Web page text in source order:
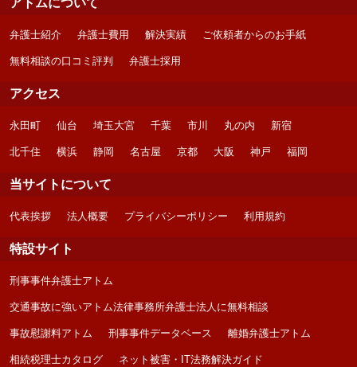
アトムについて
弁護士紹介 弁護士費用 解決実績 ご依頼者からのお手紙
無料相談の口コミ評判 弁護士採用
アクセス
永田町 仙台 埼玉大宮 千葉 市川 丸の内 新宿
北千住 横浜 静岡 名古屋 京都 大阪 神戸 福岡
当サイトについて
代表挨拶 法人概要 プライバシーポリシー 利用規約
特設サイト
刑事事件弁護士アトム
交通事故に強いアトム法律事務所弁護士法人に無料相談
事故慰謝料アトム 刑事事件データベース 離婚弁護士アトム
相続税理士カタログ ネット被害・IT法務解決ガイド